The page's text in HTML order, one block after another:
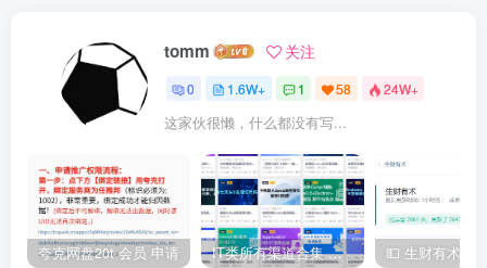
tomm 关注
0 1.6W+ 1 58 24W+
这家伙很懒，什么都没有写...
夸克网盘20t 会员 申请 IT类所有渠道合集 持续日更，目前近四千多条资源 年费用户微信私信获取权限